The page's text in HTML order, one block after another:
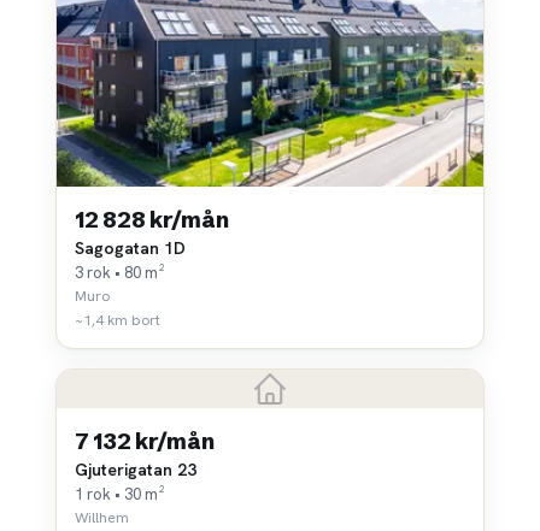
12 828 kr/mån
Sagogatan 1D
3 rok • 80 m²
Muro
~1,4 km bort
7 132 kr/mån
Gjuterigatan 23
1 rok • 30 m²
Willhem